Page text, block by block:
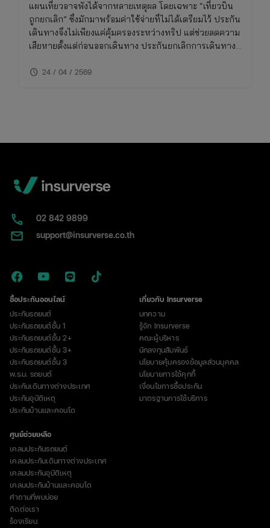
แผนเที่ยวอาจพังได้จากหลายเหตุผล โดยเฉพาะ “เที่ยวบิน
ถูกยกเลิก” ซึ่งมักมาพร้อมค่าใช้จ่ายที่ไม่ได้เตรียมไว้ ประกัน
เดินทางจึงไม่เพียงแค่คุ้มครองระหว่างทริป แต่ช่วยลดความ
เสียหายตั้งแต่ก่อนออกเดินทาง ประกันยกเลิกการเดินทาง
ยังไง และต้องเตรียมอะไรบ้าง
schedule 24 / 04 / 2569
02​ 842 9899
support@insurverse.co.th
ซื้อประกันออนไลน์
ประกันรถยนต์
ประกันรถยนต์ชั้น 1
ประกันรถยนต์ชั้น 2+
ประกันรถยนต์ชั้น 3+
ประกันรถยนต์ชั้น 3
พ.ร.บ. รถยนต์
ประกันเดินทางต่างประเทศ
ประกันอุบัติเหตุ
ประกันบ้านและคอนโด
เกี่ยวกับ Insurverse
บทความ
รู้จัก Insurverse
คณะผู้บริหาร
นักลงทุนสัมพันธ์
นโยบายคุ้มครองข้อมูลส่วนบุคคล
นโยบายการใช้คุกกี้
เงื่อนไขการซื้อประกัน
มาตรฐานการใช้บริการ
ศูนย์ช่วยเหลือ
เคลมประกันรถยนต์
เคลมประกันเดินทางต่างประเทศ
เคลมประกันอุบัติเหตุ
เคลมประกันบ้านและคอนโด
คำถามที่พบบ่อย
ติดต่อเรา
ร้องเรียน